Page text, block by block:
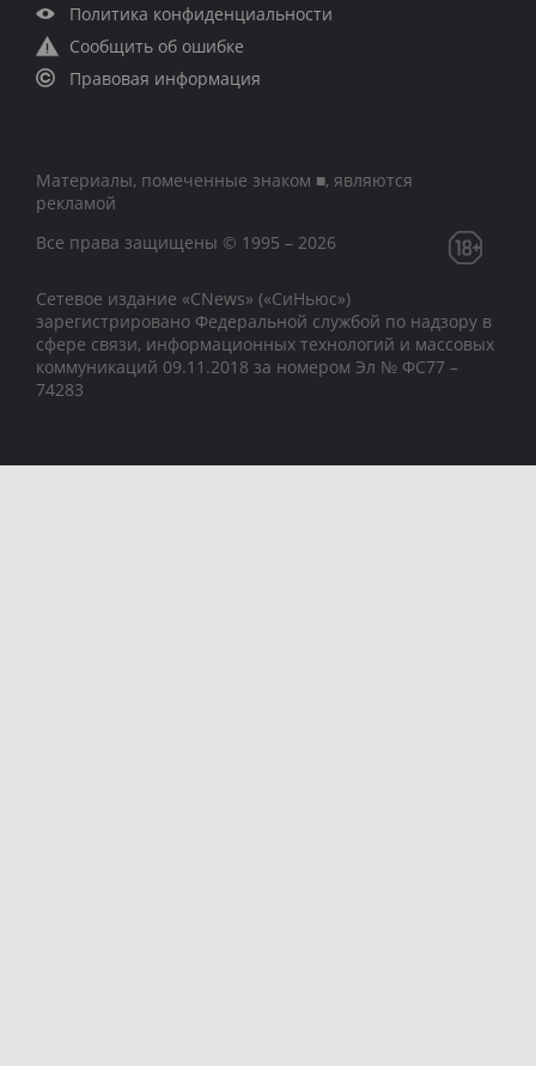
Политика конфиденциальности
Сообщить об ошибке
Правовая информация
Материалы, помеченные знаком ■, являются
рекламой
Все права защищены © 1995 – 2026
Сетевое издание «CNews» («СиНьюс»)
зарегистрировано Федеральной службой по надзору в
сфере связи, информационных технологий и массовых
коммуникаций 09.11.2018 за номером Эл № ФС77 –
74283